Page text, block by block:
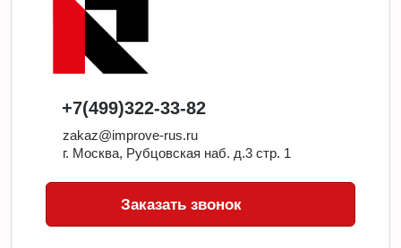
+7(499)322-33-82
zakaz@improve-rus.ru
г. Москва, Рубцовская наб. д.3 стр. 1
Заказать звонок